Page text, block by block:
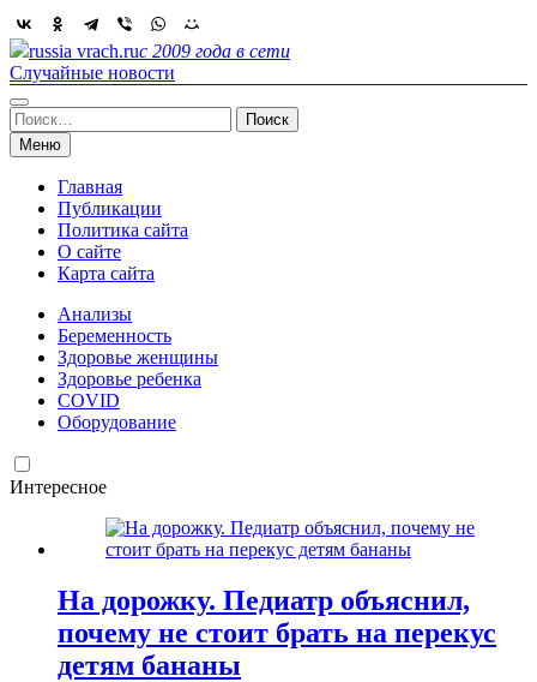
Skip
to
content
russia vrach.ruс 2009 года в сети
Случайные новости
Найти:
Меню
Главная
Публикации
Политика сайта
О сайте
Карта сайта
Анализы
Беременность
Здоровье женщины
Здоровье ребенка
COVID
Оборудование
Интересное
На дорожку. Педиатр объяснил,
почему не стоит брать на перекус
детям бананы